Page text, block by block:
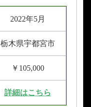
2022年5月
栃木県宇都宮市
￥105,000
詳細はこちら